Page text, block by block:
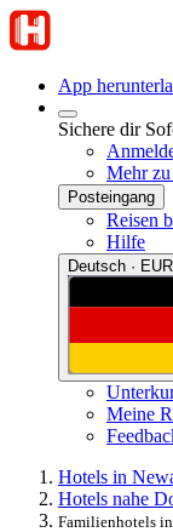
App
Sichere dir
Mehr
Posteingang
Reisen
Hilfe
Deutsch ·
Meine
Hotels in
Hotels nahe
Familienhotels